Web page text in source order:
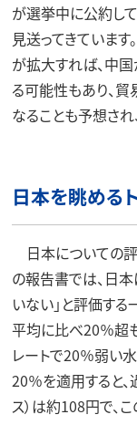
が選挙中に公約し
見送ってきていま
が拡大すれば、中
る可能性もあり、
なることも予想され
日本を眺める
日本についての
の報告書では、日
いない」と評価す
平均に比べ20％超
レートで20％弱い
20％を適用すると
ス）は約108円で、